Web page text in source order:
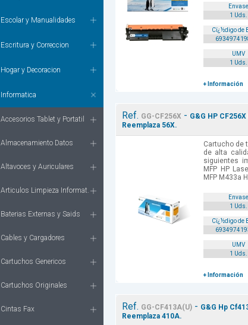
Escolar y Manualidades
Escritura y Correccion
Hogar y Decoracion
Informatica
Accesorios Tablet y Portatil
Almacenamiento Datos
Altavoces y Auriculares
Articulos Limpieza Informat.
Baterias Externas y Saids
Cables y Cargadores
Cartuchos Genericos
Cartuchos Originales
Cintas Fax
Envase
1 Uds.
Cï¿½digo de
UMV
1 Uds.
+ Información
Ref. GG-CF256X - G&G HP
Reemplaza 56X.
Cartucho de
de alta
siguientes
MFP HP
MFP M433a
Envase
1 Uds.
Cï¿½digo de
UMV
1 Uds.
+ Información
Ref. GG-CF413A(U) - G&G Hp
Reemplaza 410A.